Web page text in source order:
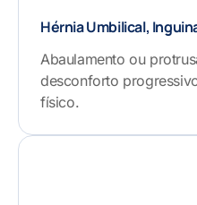
Hérnia Umbilical,
Abaulamento ou
desconforto
físico.